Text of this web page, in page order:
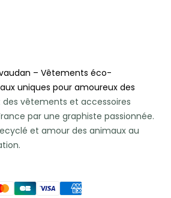
– Vêtements éco-
uniques pour amoureux des
des vêtements et accessoires
par une graphiste passionnée.
et amour des animaux au